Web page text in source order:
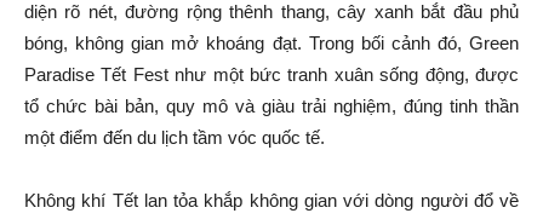
diện rõ nét, đường rộng thênh thang, cây xanh bắt đầu phủ
bóng, không gian mở khoáng đạt. Trong bối cảnh đó, Green
Paradise Tết Fest như một bức tranh xuân sống động, được
tổ chức bài bản, quy mô và giàu trải nghiệm, đúng tinh thần
một điểm đến du lịch tầm vóc quốc tế.
Không khí Tết lan tỏa khắp không gian với dòng người đổ về